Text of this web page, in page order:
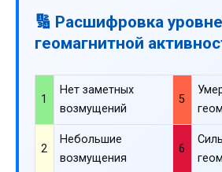
🔢 Расшифровка
геомагнитной
1
Нет заметных
возмущений
5
2
Небольшие
возмущения
6